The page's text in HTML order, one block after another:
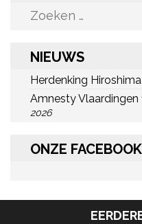
Zoeken
NIEUWS
Herdenking
Amnesty Vlaardingen
2026
ONZE